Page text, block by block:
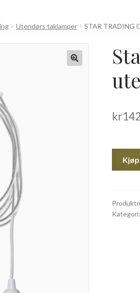
Utendørs taklamper STAR TRADING
kr
Kategori: